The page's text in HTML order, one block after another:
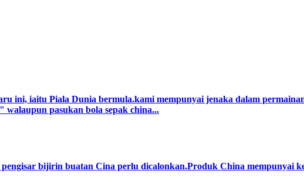
ini, iaitu Piala Dunia bermula.kami mempunyai jenaka dalam
walaupun pasukan bola sepak china...
bijirin buatan Cina perlu dicalonkan.Produk China mempunyai